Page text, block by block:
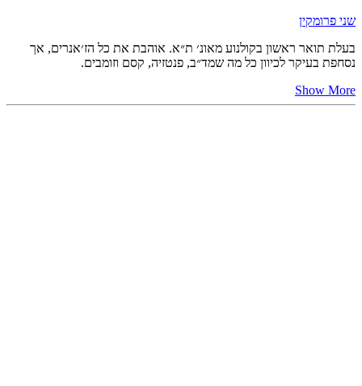
שני פרומקין
בעלת תואר ראשון בקולנוע מאונ׳ ת״א. אוהבת את כל הז׳אנרים, אך
נסחפת בעיקר לכיוון כל מה שמד״ב, פנטזיה, קסם וזומבים.
Show More